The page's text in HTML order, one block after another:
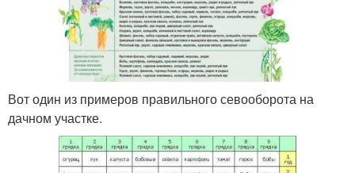
Вот один из примеров правильного севооборота на
дачном участке.